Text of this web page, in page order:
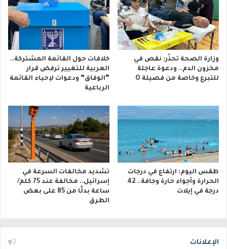
وزارة الصحة تحذّر: نقص في
مخزون الدم.. ودعوة عاجلة
للتبرع وخاصة من فصيلة O
خلافات حول القائمة المشتركة..
العربية للتغيير ترفض قرار
“الوفاق” ودعوات لإحياء القائمة
الرباعية
طقس اليوم: ارتفاع في درجات
الحرارة وأجواء حارة وجافة.. 42
درجة في إيلات
تشديد مخالفات السرعة في
إسرائيل.. مخالفة عند 75 كلم/
ساعة بدلًا من 85 على بعض
الطرق
الإعلانات